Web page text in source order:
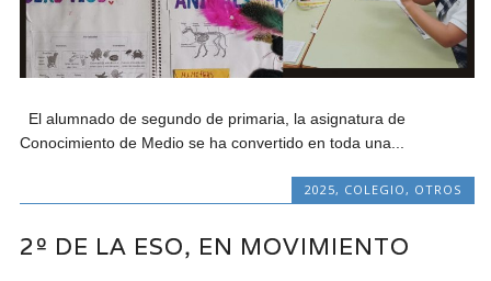
El alumnado de segundo de primaria, la asignatura de
Conocimiento de Medio se ha convertido en toda una...
2025, COLEGIO , OTROS
2º DE LA ESO, EN MOVIMIENTO